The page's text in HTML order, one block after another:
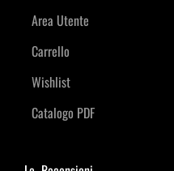
Area Utente
Carrello
Wishlist
Catalogo PDF